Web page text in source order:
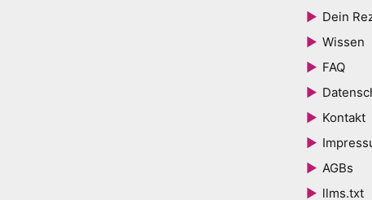
Dein
Wissen
FAQ
Kontakt
AGBs
llms.txt